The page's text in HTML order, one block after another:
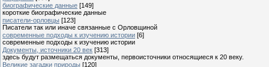
биографические данные [149]
короткие биографические данные
писатели-орловцы [123]
Писатели так или иначе связанные с Орловщиной
современные подходы к изучению истории [6]
современные подходы к изучению истории
Документы, источники 20 век [313]
здесь будут размещаться документы, первоисточники относящиеся к 20 веку.
Великие загадки природы [120]